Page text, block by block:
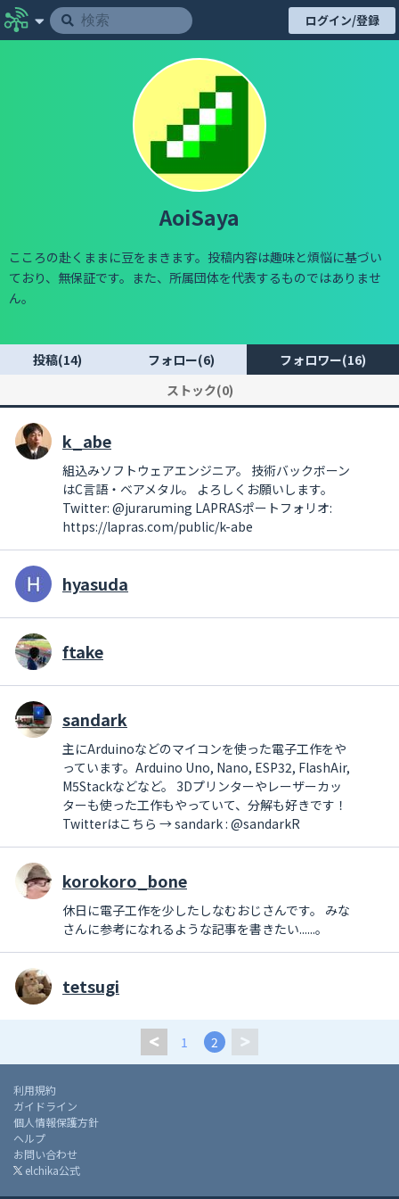
ログイン/登録
AoiSaya
こころの赴くままに豆をまきます。投稿内容は趣味と煩悩に基づい
ており、無保証です。また、所属団体を代表するものではありませ
ん。
投稿(14) フォロー(6)
フォロワー(16)
ストック(0)
k_abe
組込みソフトウェアエンジニア。 技術バックボーン
はC言語・ベアメタル。 よろしくお願いします。
Twitter: @juraruming LAPRASポートフォリオ:
https://lapras.com/public/k-abe
hyasuda
ftake
sandark
主にArduinoなどのマイコンを使った電子工作をや
っています。Arduino Uno, Nano, ESP32, FlashAir,
M5Stackなどなど。 3Dプリンターやレーザーカッ
ターも使った工作もやっていて、分解も好きです！
Twitterはこちら → sandark : @sandarkR
korokoro_bone
休日に電子工作を少したしなむおじさんです。 みな
さんに参考になれるような記事を書きたい......。
tetsugi
1 2
利用規約
ガイドライン
個人情報保護方針
ヘルプ
お問い合わせ
elchika公式